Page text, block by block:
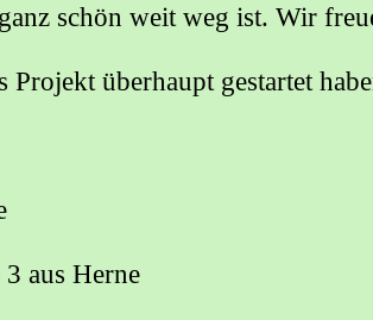
schön weit weg ist. Wir
Projekt überhaupt gestartet
3 aus Herne